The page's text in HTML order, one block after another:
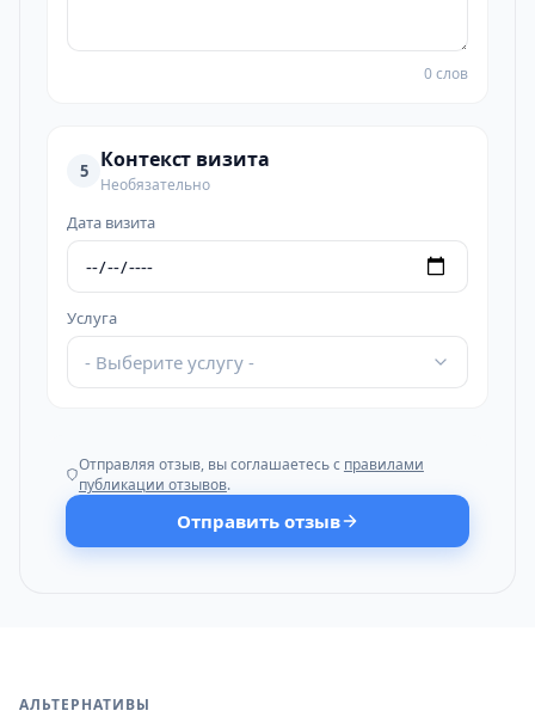
0 слов
5 Контекст визита
Необязательно
Дата визита
Услуга
- Выберите услугу -
Отправляя отзыв, вы соглашаетесь с правилами
публикации отзывов.
Отправить отзыв
АЛЬТЕРНАТИВЫ